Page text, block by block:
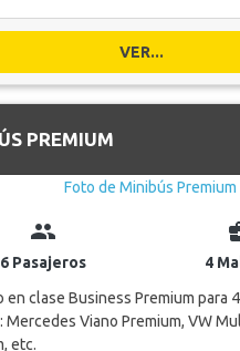
VER...
PREMIUM
group
6 Pasajeros
4
en clase Business Premium para
Mercedes Viano Premium, VW
etc.